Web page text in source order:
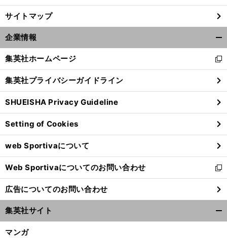
】 【
他
】
サイトマップ
企業情報
閉
る
集英社ホームページ
新
し
い
ウ
ィ
ン
ド
ウ
で
開
く
集英社プライバシーガイドライン
SHUEISHA Privacy Guideline
Setting of Cookies
web Sportivaについて
Web Sportivaについてのお問い合わせ
新
し
い
ウ
ィ
ン
広告についてのお問い合わせ
集英社サイト
マンガ